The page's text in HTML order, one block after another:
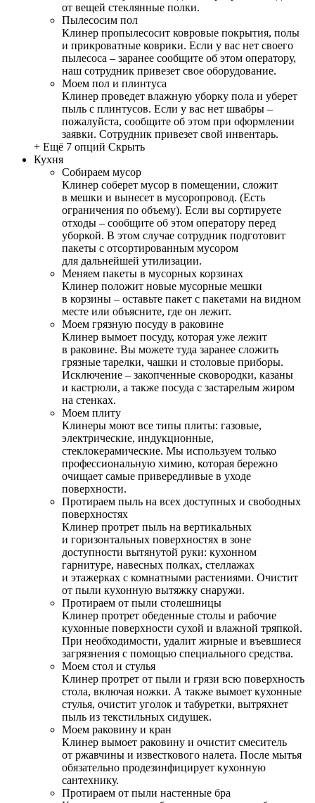
от вещей стеклянные полки.
Пылесосим пол
Клинер пропылесосит ковровые покрытия, полы
и прикроватные коврики. Если у вас нет своего
пылесоса – заранее сообщите об этом оператору,
наш сотрудник привезет свое оборудование.
Моем пол и плинтуса
Клинер проведет влажную уборку пола и уберет
пыль с плинтусов. Если у вас нет швабры –
пожалуйста, сообщите об этом при оформлении
заявки. Сотрудник привезет свой инвентарь.
+ Ещё 7 опций Скрыть
Кухня
Собираем мусор
Клинер соберет мусор в помещении, сложит
в мешки и вынесет в мусоропровод. (Есть
ограничения по объему). Если вы сортируете
отходы – сообщите об этом оператору перед
уборкой. В этом случае сотрудник подготовит
пакеты с отсортированным мусором
для дальнейшей утилизации.
Меняем пакеты в мусорных корзинах
Клинер положит новые мусорные мешки
в корзины – оставьте пакет с пакетами на видном
месте или объясните, где он лежит.
Моем грязную посуду в раковине
Клинер вымоет посуду, которая уже лежит
в раковине. Вы можете туда заранее сложить
грязные тарелки, чашки и столовые приборы.
Исключение – закопченные сковородки, казаны
и кастрюли, а также посуда с застарелым жиром
на стенках.
Моем плиту
Клинеры моют все типы плиты: газовые,
электрические, индукционные,
стеклокерамические. Мы используем только
профессиональную химию, которая бережно
очищает самые привередливые в уходе
поверхности.
Протираем пыль на всех доступных и свободных
поверхностях
Клинер протрет пыль на вертикальных
и горизонтальных поверхностях в зоне
доступности вытянутой руки: кухонном
гарнитуре, навесных полках, стеллажах
и этажерках с комнатными растениями. Очистит
от пыли кухонную вытяжку снаружи.
Протираем от пыли столешницы
Клинер протрет обеденные столы и рабочие
кухонные поверхности сухой и влажной тряпкой.
При необходимости, удалит жирные и въевшиеся
загрязнения с помощью специального средства.
Моем стол и стулья
Клинер протрет от пыли и грязи всю поверхность
стола, включая ножки. А также вымоет кухонные
стулья, очистит уголок и табуретки, вытряхнет
пыль из текстильных сидушек.
Моем раковину и кран
Клинер вымоет раковину и очистит смеситель
от ржавчины и известкового налета. После мытья
обязательно продезинфицирует кухонную
сантехнику.
Протираем от пыли настенные бра